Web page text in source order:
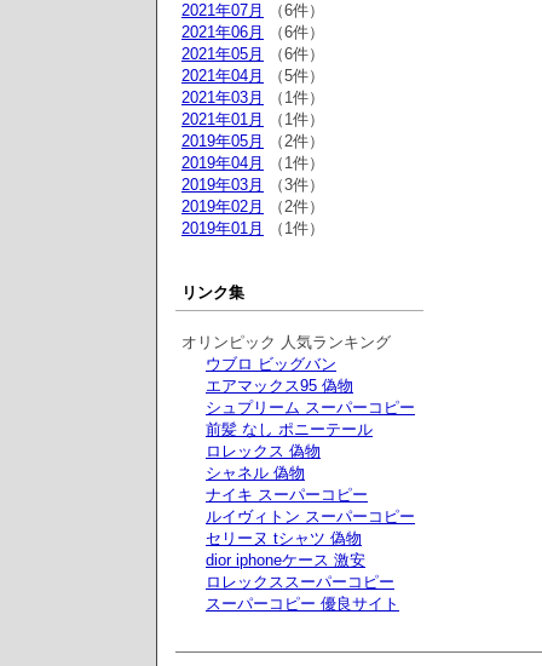
2021年07月
（6件）
2021年06月
（6件）
2021年05月
（6件）
2021年04月
（5件）
2021年03月
（1件）
2021年01月
（1件）
2019年05月
（2件）
2019年04月
（1件）
2019年03月
（3件）
2019年02月
（2件）
2019年01月
（1件）
リンク集
オリンピック 人気ランキング
ウブロ ビッグバン
エアマックス95 偽物
シュプリーム スーパーコピー
前髪 なし ポニーテール
ロレックス 偽物
シャネル 偽物
ナイキ スーパーコピー
ルイヴィトン スーパーコピー
セリーヌ tシャツ 偽物
dior iphoneケース 激安
ロレックススーパーコピー
スーパーコピー 優良サイト